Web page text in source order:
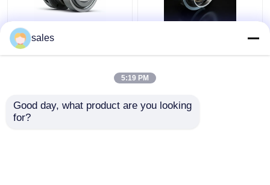
スターター アセンブリ
発電機とベルトの組立
4D29G31-04003 ヘリ
フォークリフト用の第2
4t
sales
5:19 PM
Good day, what product are you looking
for?